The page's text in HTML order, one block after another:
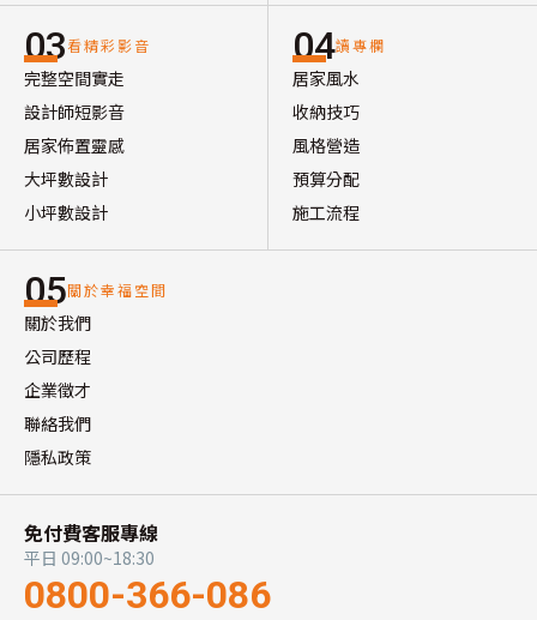
03看精彩影音
完整空間實走
設計師短影音
居家佈置靈感
大坪數設計
小坪數設計
04讀專欄
居家風水
收納技巧
風格營造
預算分配
施工流程
05關於幸福空間
關於我們
公司歷程
企業徵才
聯絡我們
隱私政策
免付費客服專線
平日 09:00~18:30
0800-366-086